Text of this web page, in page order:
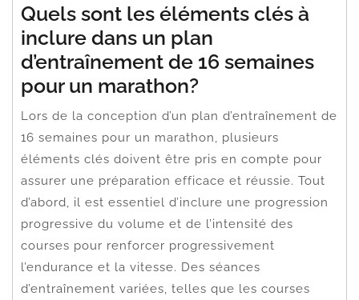
Quels sont les éléments clés à
inclure dans un plan
d’entraînement de 16 semaines
pour un marathon?
Lors de la conception d’un plan d’entraînement de
16 semaines pour un marathon, plusieurs
éléments clés doivent être pris en compte pour
assurer une préparation efficace et réussie. Tout
d’abord, il est essentiel d’inclure une progression
progressive du volume et de l’intensité des
courses pour renforcer progressivement
l’endurance et la vitesse. Des séances
d’entraînement variées, telles que les courses